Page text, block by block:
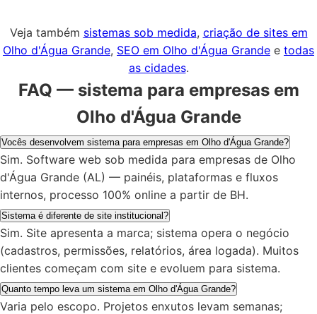
Veja também sistemas sob medida, criação de sites em
Olho d'Água Grande, SEO em Olho d'Água Grande e todas
as cidades.
FAQ — sistema para empresas em
Olho d'Água Grande
Vocês desenvolvem sistema para empresas em Olho d'Água Grande?
Sim. Software web sob medida para empresas de Olho
d'Água Grande (AL) — painéis, plataformas e fluxos
internos, processo 100% online a partir de BH.
Sistema é diferente de site institucional?
Sim. Site apresenta a marca; sistema opera o negócio
(cadastros, permissões, relatórios, área logada). Muitos
clientes começam com site e evoluem para sistema.
Quanto tempo leva um sistema em Olho d'Água Grande?
Varia pelo escopo. Projetos enxutos levam semanas;